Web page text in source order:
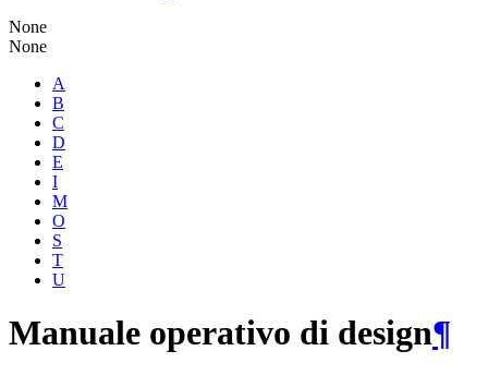
None
None
A
B
C
D
E
I
M
O
S
T
U
Manuale operativo di design¶